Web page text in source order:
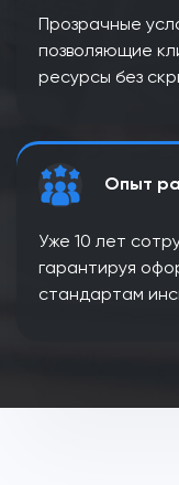
Прозрачные
позволяющие
ресурсы без
Опыт
Уже 10 лет
гарантируя
стандартам